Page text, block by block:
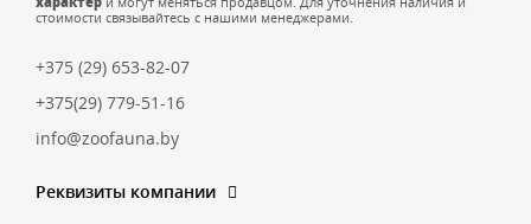
стоимости связывайтесь с нашими менеджерами.
+375 (29) 653-82-07
+375(29) 779-51-16
info@zoofauna.by
Реквизиты компании